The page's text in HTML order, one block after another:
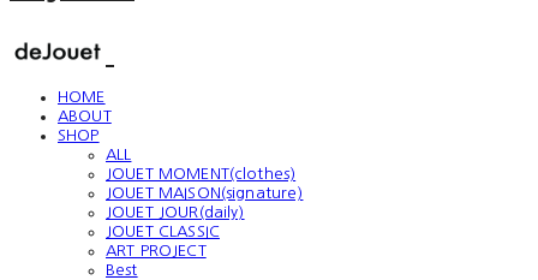
HOME
ABOUT
SHOP
ALL
JOUET MOMENT(clothes)
JOUET MAISON(signature)
JOUET JOUR(daily)
JOUET CLASSIC
ART PROJECT
Best